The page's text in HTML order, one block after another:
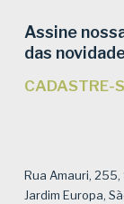
Assine
das
CADASTRE-
Rua Amauri, 255,
Jardim Europa,